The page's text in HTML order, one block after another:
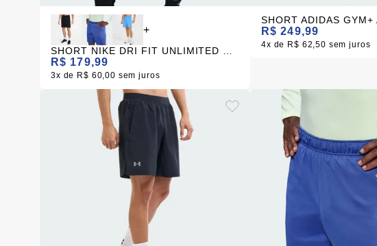
R$ 179,99
3x R$ 60,00 sem juros
+ R$ 249,99
4x R$ 62,50 sem juros